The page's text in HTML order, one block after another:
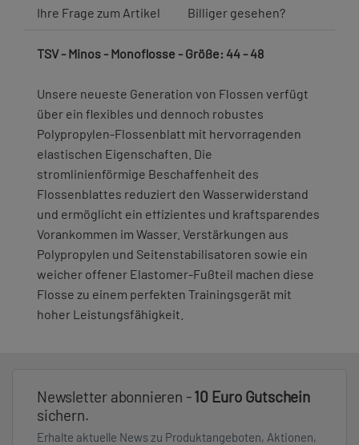
Ihre Frage zum Artikel Billiger gesehen?
TSV - Minos - Monoflosse - Größe: 44 - 48
Unsere neueste Generation von Flossen verfügt
über ein flexibles und dennoch robustes
Polypropylen-Flossenblatt mit hervorragenden
elastischen Eigenschaften. Die
stromlinienförmige Beschaffenheit des
Flossenblattes reduziert den Wasserwiderstand
und ermöglicht ein effizientes und kraftsparendes
Vorankommen im Wasser. Verstärkungen aus
Polypropylen und Seitenstabilisatoren sowie ein
weicher offener Elastomer-Fußteil machen diese
Flosse zu einem perfekten Trainingsgerät mit
hoher Leistungsfähigkeit.
Newsletter abonnieren -10 Euro Gutschein
sichern.
Erhalte aktuelle News zu Produktangeboten, Aktionen,